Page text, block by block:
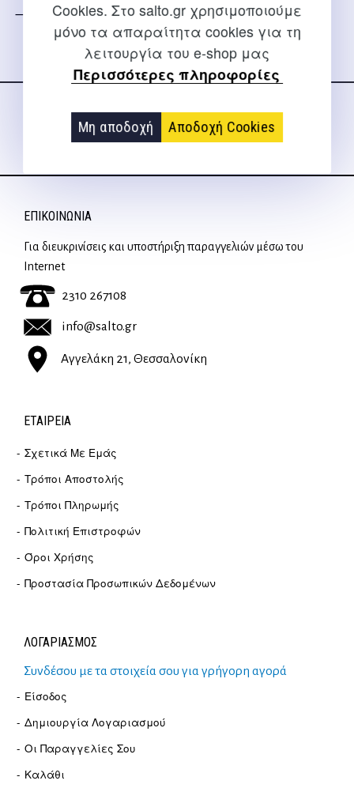
Cookies. Στο salto.gr χρησιμοποιούμε
μόνο τα απαραίτητα cookies για τη
λειτουργία του e-shop μας
Περισσότερες πληροφορίες
Μη αποδοχή Αποδοχή Cookies
– Μέγεθος: Large
Ακολουθήστε μας
ΕΠΙΚΟΙΝΩΝΊΑ
Για διευκρινίσεις και υποστήριξη παραγγελιών μέσω του
Internet
2310 267108
info@salto.gr
Αγγελάκη 21, Θεσσαλονίκη
ΕΤΑΙΡΕΊΑ
Σχετικά Με Εμάς
Τρόποι Αποστολής
Τρόποι Πληρωμής
Πολιτική Επιστροφών
Όροι Χρήσης
Προστασία Προσωπικών Δεδομένων
ΛΟΓΑΡΙΑΣΜΟΣ
Συνδέσου με τα στοιχεία σου για γρήγορη αγορά
Είσοδος
Δημιουργία Λογαριασμού
Οι Παραγγελίες Σου
Καλάθι